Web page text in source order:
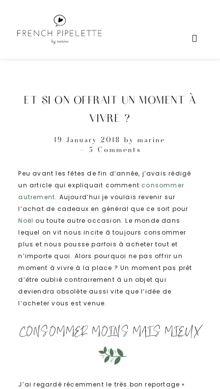
ET SI ON OFFRAIT UN MOMENT À
VIVRE ?
19 January 2018 by marine
5 Comments
Peu avant les fêtes de fin d’année, j’avais rédigé
un article qui expliquait comment consommer
autrement. Aujourd’hui je voulais revenir sur
l’achat de cadeaux en général que ce soit pour
Noël ou toute autre occasion. Le monde dans
lequel on vit nous incite à toujours consommer
plus et nous pousse parfois à acheter tout et
n’importe quoi. Alors pourquoi ne pas offrir un
moment à vivre à la place ? Un moment pas prêt
d’être oublié contrairement à un objet qui
deviendra obsolète aussi vite que l’idée de
l’acheter vous est venue.
CONSOMMER MOINS MAIS MIEUX
J’ai regardé récemment le très bon reportage «